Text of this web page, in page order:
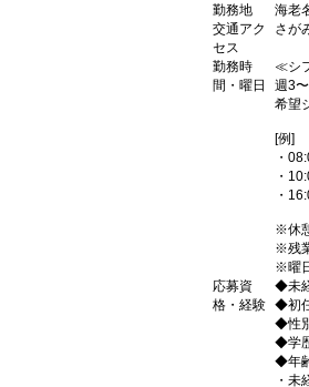
勤務地
海老
交通アク
セス
さが
勤務時
間・曜日
≪シ
週3
希望
[例]
・
・
・
※休
※残
※曜
応募資
格・経験
◆未
◆初
◆性
◆学
◆年
・未